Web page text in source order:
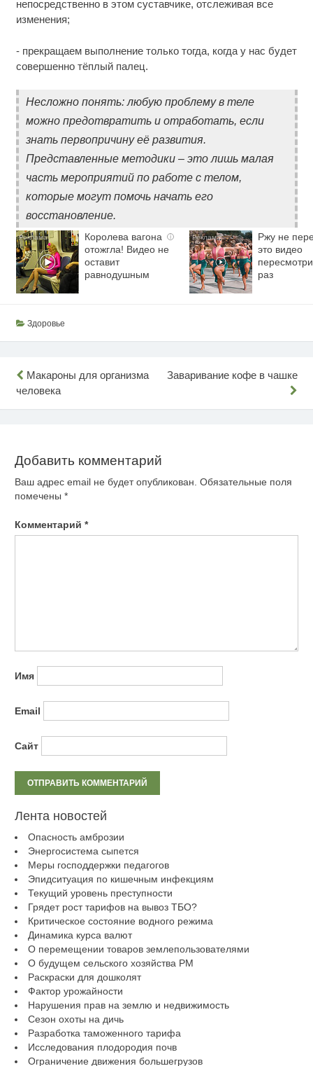
непосредственно в этом суставчике, отслеживая все
изменения;
- прекращаем выполнение только тогда, когда у нас будет
совершенно тёплый палец.
Несложно понять: любую проблему в теле
можно предотвратить и отработать, если
знать первопричину её развития.
Представленные методики – это лишь малая
часть мероприятий по работе с телом,
которые могут помочь начать его
восстановление.
i
Королева вагона
отожгла! Видео не
оставит
равнодушным
Ржу не
это видео
раз
Здоровье
Навигация
по
Макароны для организма
человека
Заваривание кофе в чашке
Добавить комментарий
Ваш адрес email не будет опубликован. Обязательные поля
помечены *
Комментарий *
Имя
Email
Сайт
Лента новостей
Опасность амброзии
Энергосистема сыпется
Меры господдержки педагогов
Эпидситуация по кишечным инфекциям
Текущий уровень преступности
Грядет рост тарифов на вывоз ТБО?
Критическое состояние водного режима
Динамика курса валют
О перемещении товаров землепользователями
О будущем сельского хозяйства РМ
Раскраски для дошколят
Фактор урожайности
Нарушения прав на землю и недвижимость
Сезон охоты на дичь
Разработка таможенного тарифа
Исследования плодородия почв
Ограничение движения большегрузов